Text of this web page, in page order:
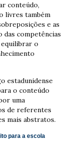
conteúdo,
livres também
e as
competências
equilibrar o
estadunidense
o conteúdo
uma
de referentes
mais abstratos.
para a escola